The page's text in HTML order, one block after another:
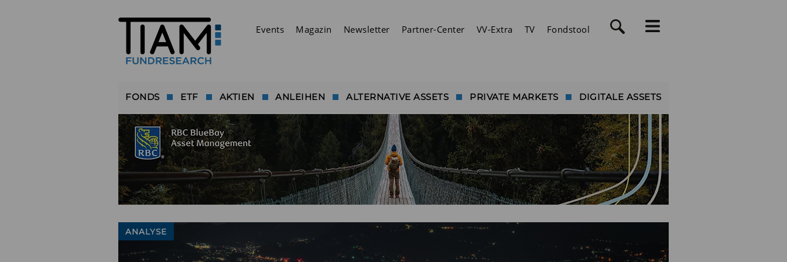
Events Magazin Newsletter Partner-Center VV-Extra TV Fondstool
FONDS ETF AKTIEN ANLEIHEN ALTERNATIVE ASSETS PRIVATE MARKETS DIGITALE ASSETS
ANALYSE